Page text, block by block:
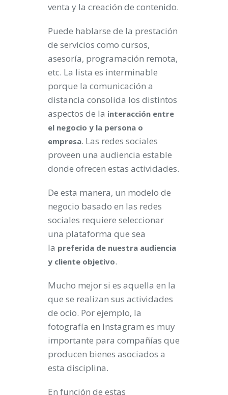
venta y la creación de contenido.
Puede hablarse de la prestación
de servicios como cursos,
asesoría, programación remota,
etc. La lista es interminable
porque la comunicación a
distancia consolida los distintos
aspectos de la interacción entre
el negocio y la persona o
empresa. Las redes sociales
proveen una audiencia estable
donde ofrecen estas actividades.
De esta manera, un modelo de
negocio basado en las redes
sociales requiere seleccionar
una plataforma que sea
la preferida de nuestra audiencia
y cliente objetivo.
Mucho mejor si es aquella en la
que se realizan sus actividades
de ocio. Por ejemplo, la
fotografía en Instagram es muy
importante para compañías que
producen bienes asociados a
esta disciplina.
En función de estas